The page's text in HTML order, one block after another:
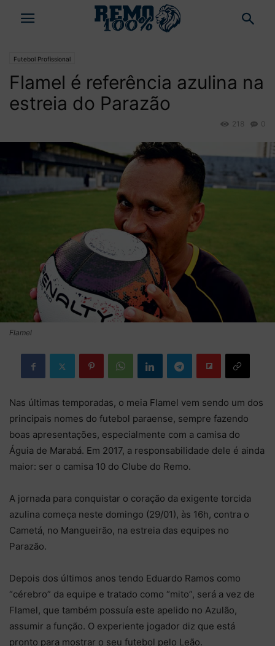
Futebol Profissional
Flamel é referência azulina na
estreia do Parazão
0
218
Flamel
Nas últimas temporadas, o meia Flamel vem sendo um dos
principais nomes do futebol paraense, sempre fazendo
boas apresentações, especialmente com a camisa do
Águia de Marabá. Em 2017, a responsabilidade dele é ainda
maior: ser o camisa 10 do Clube do Remo.
A jornada para conquistar o coração da exigente torcida
azulina começa neste domingo (29/01), às 16h, contra o
Cametá, no Mangueirão, na estreia das equipes no
Parazão.
Depois dos últimos anos tendo Eduardo Ramos como
“cérebro” da equipe e tratado como “mito”, será a vez de
Flamel, que também possuía este apelido no Azulão,
assumir a função. O experiente jogador diz que está
pronto para mostrar o seu futebol pelo Leão.